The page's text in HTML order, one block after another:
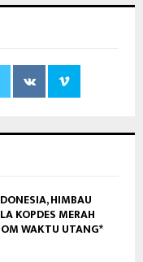
HIMBAU
KOPDES MERAH
WAKTU UTANG*